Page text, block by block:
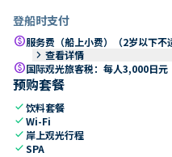
登船时支付
paid服务费（船上小费）（2岁以下不
keyboard_arrow_right 查看详情
paid国际观光旅客税：每人3,000日
预购套餐
check饮料套餐
checkWi-Fi
check 岸上观光行程
checkSPA